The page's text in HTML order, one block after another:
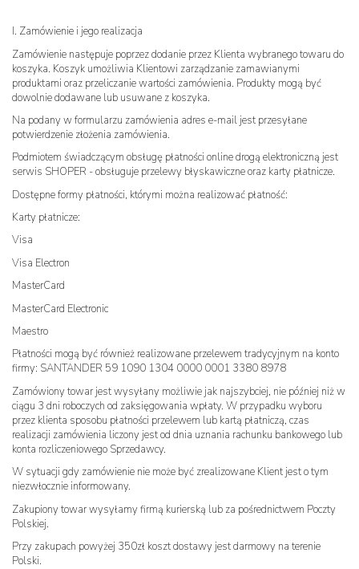
I. Zamówienie i jego realizacja
Zamówienie następuje poprzez dodanie przez Klienta wybranego towaru do
koszyka. Koszyk umożliwia Klientowi zarządzanie zamawianymi
produktami oraz przeliczanie wartości zamówienia. Produkty mogą być
dowolnie dodawane lub usuwane z koszyka.
Na podany w formularzu zamówienia adres e-mail jest przesyłane
potwierdzenie złożenia zamówienia.
Podmiotem świadczącym obsługę płatności online drogą elektroniczną jest
serwis SHOPER - obsługuje przelewy błyskawiczne oraz karty płatnicze.
Dostępne formy płatności, którymi można realizować płatność:
Karty płatnicze:
Visa
Visa Electron
MasterCard
MasterCard Electronic
Maestro
Płatności mogą być również realizowane przelewem tradycyjnym na konto
firmy: SANTANDER 59 1090 1304 0000 0001 3380 8978
Zamówiony towar jest wysyłany możliwie jak najszybciej, nie później niż w
ciągu 3 dni roboczych od zaksięgowania wpłaty. W przypadku wyboru
przez klienta sposobu płatności przelewem lub kartą płatniczą, czas
realizacji zamówienia liczony jest od dnia uznania rachunku bankowego lub
konta rozliczeniowego Sprzedawcy.
W sytuacji gdy zamówienie nie może być zrealizowane Klient jest o tym
niezwłocznie informowany.
Zakupiony towar wysyłamy firmą kurierską lub za pośrednictwem Poczty
Polskiej.
Przy zakupach powyżej 350zł koszt dostawy jest darmowy na terenie
Polski.